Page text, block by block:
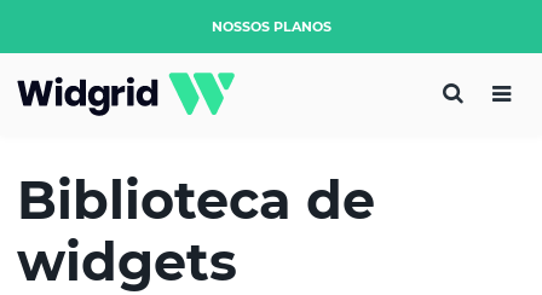
NOSSOS PLANOS
Biblioteca de
widgets